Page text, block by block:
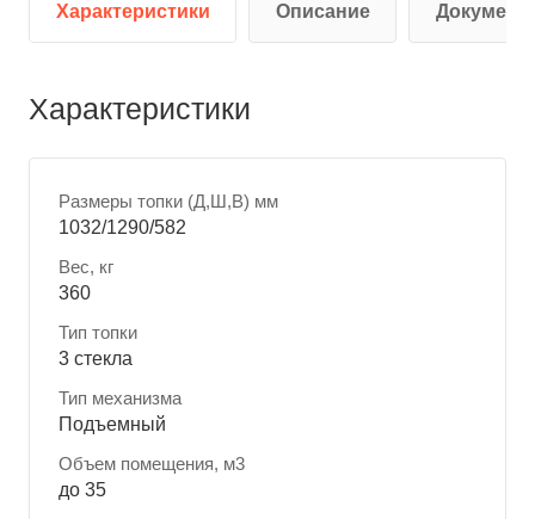
Характеристики Описание
Характеристики
Размеры топки (Д,Ш,В) мм
1032/1290/582
Вес, кг
360
Тип топки
3 стекла
Тип механизма
Подъемный
Объем помещения, м3
до 35